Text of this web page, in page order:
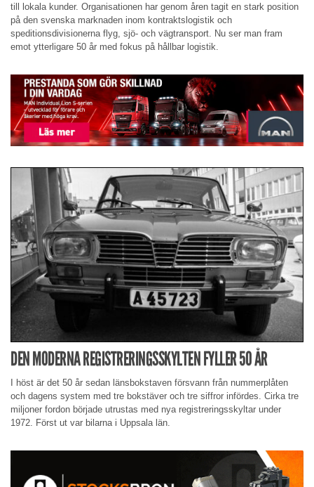
till lokala kunder. Organisationen har genom åren tagit en stark position
på den svenska marknaden inom kontraktslogistik och
speditionsdivisionerna flyg, sjö- och vägtransport. Nu ser man fram
emot ytterligare 50 år med fokus på hållbar logistik.
DEN MODERNA REGISTRERINGSSKYLTEN FYLLER 50 ÅR
I höst är det 50 år sedan länsbokstaven försvann från nummerplåten
och dagens system med tre bokstäver och tre siffror infördes. Cirka tre
miljoner fordon började utrustas med nya registreringsskyltar under
1972. Först ut var bilarna i Uppsala län.